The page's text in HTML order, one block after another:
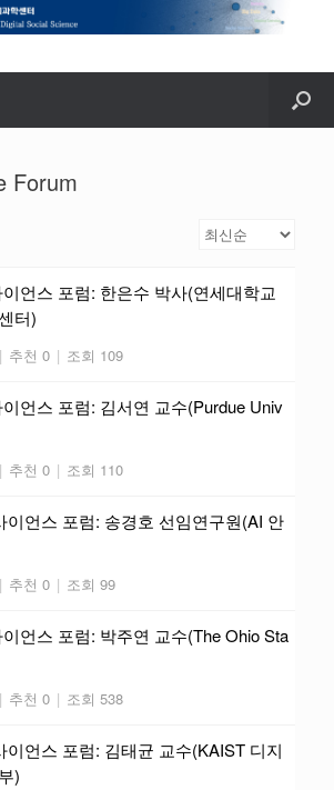
Forum
언스 포럼: 한은수 박사(연세대학교
터)
| 추천 0 | 조회 109
언스 포럼: 김서연 교수(Purdue Univ
| 추천 0 | 조회 110
이언스 포럼: 송경호 선임연구원(AI 안
| 추천 0 | 조회 99
언스 포럼: 박주연 교수(The Ohio Sta
| 추천 0 | 조회 538
이언스 포럼: 김태균 교수(KAIST 디지
)